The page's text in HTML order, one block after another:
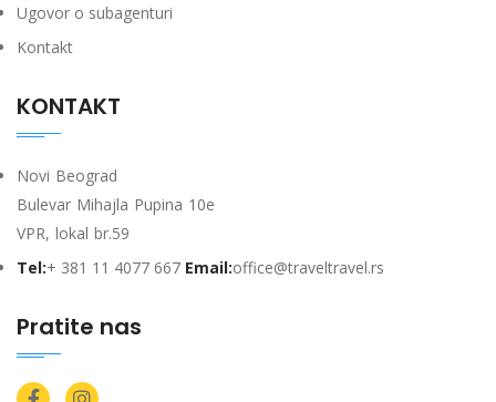
Ugovor o subagenturi
Kontakt
KONTAKT
Novi Beograd
Bulevar Mihajla Pupina 10e
VPR, lokal br.59
Tel:+ 381 11 4077 667 Email:office@traveltravel.rs
Pratite nas